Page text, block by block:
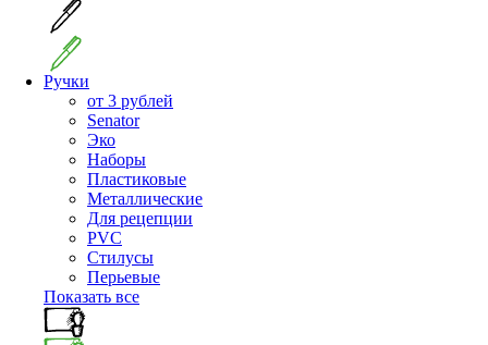
Ручки
от 3 рублей
Senator
Эко
Наборы
Пластиковые
Металлические
Для рецепции
PVC
Стилусы
Перьевые
Показать все